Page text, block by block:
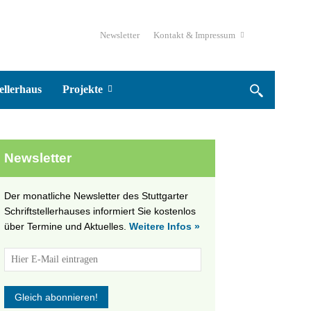
Newsletter Kontakt & Impressum
Projekte
Newsletter
Der monatliche Newsletter des Stuttgarter
Schriftstellerhauses informiert Sie kostenlos
über Termine und Aktuelles. Weitere Infos »